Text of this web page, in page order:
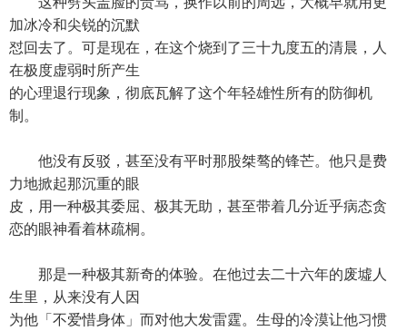
加冰冷和尖锐的沉默
怼回去了。可是现在，在这个烧到了三十九度五的清晨，人
在极度虚弱时所产生
的心理退行现象，彻底瓦解了这个年轻雄性所有的防御机
制。
他没有反驳，甚至没有平时那股桀骜的锋芒。他只是费
力地掀起那沉重的眼
皮，用一种极其委屈、极其无助，甚至带着几分近乎病态贪
恋的眼神看着林疏桐。
那是一种极其新奇的体验。在他过去二十六年的废墟人
生里，从来没有人因
为他「不爱惜身体」而对他大发雷霆。生母的冷漠让他习惯